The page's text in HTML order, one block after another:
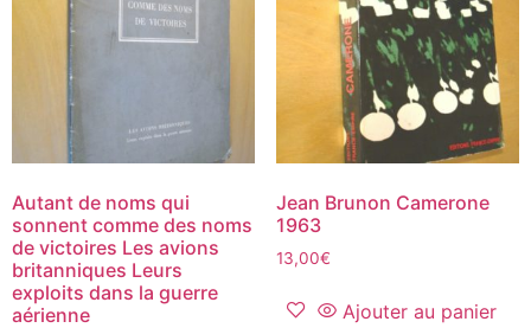
Autant de noms qui
sonnent comme des noms
de victoires Les avions
britanniques Leurs
exploits dans la guerre
aérienne
Jean Brunon Camerone
1963
13,00€
Ajouter au panier